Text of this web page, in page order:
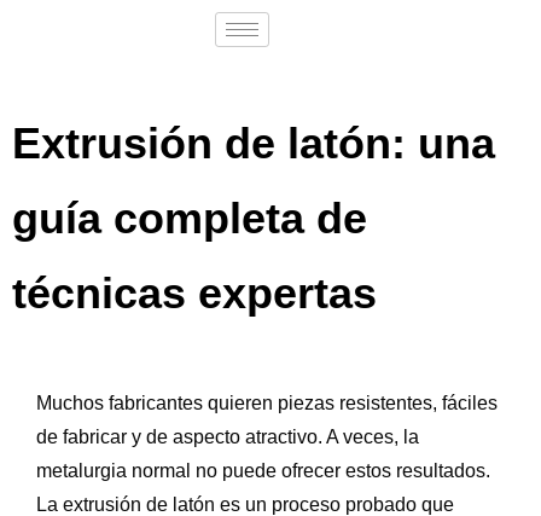
Extrusión de latón: una
guía completa de
técnicas expertas
Muchos fabricantes quieren piezas resistentes, fáciles
de fabricar y de aspecto atractivo. A veces, la
metalurgia normal no puede ofrecer estos resultados.
La extrusión de latón es un proceso probado que